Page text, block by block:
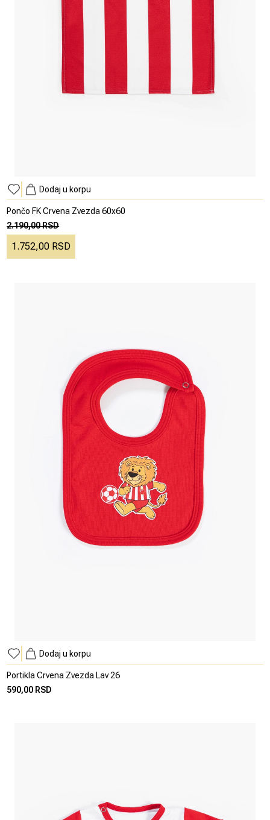
Dodaj u korpu
Pončo FK Crvena Zvezda 60x60
2.190,00 RSD
1.752,00 RSD
Dodaj u korpu
Portikla Crvena Zvezda Lav 26
590,00 RSD